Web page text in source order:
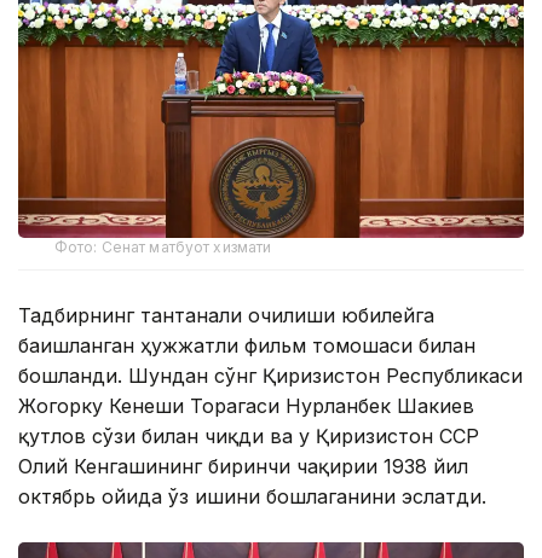
Фото: Сенат матбуот хизмати
Тадбирнинг тантанали очилиши юбилейга
бағишланган ҳужжатли фильм томошаси билан
бошланди. Шундан сўнг Қирғизистон Республикаси
Жогорку Кенеши Торагаси Нурланбек Шакиев
қутлов сўзи билан чиқди ва у Қирғизистон ССР
Олий Кенгашининг биринчи чақириғи 1938 йил
октябрь ойида ўз ишини бошлаганини эслатди.